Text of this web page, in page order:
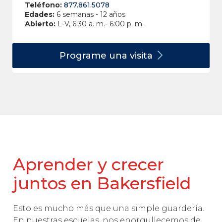
Teléfono: 877.861.5078
Edades: 6 semanas - 12 años
Abierto: L-V, 6:30 a. m.- 6:00 p. m.
Programe una visita
Aprender y crecer
juntos en Bakersfield
Esto es mucho más que una simple guardería.